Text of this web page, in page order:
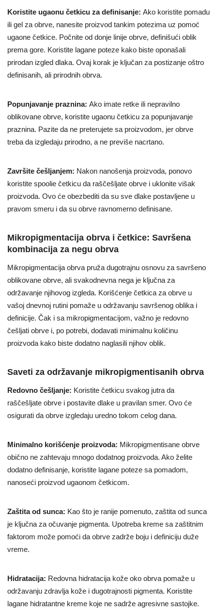
Koristite ugaonu četkicu za definisanje: Ako koristite pomadu
ili gel za obrve, nanesite proizvod tankim potezima uz pomoć
ugaone četkice. Počnite od donje linije obrve, definišući oblik
prema gore. Koristite lagane poteze kako biste oponašali
prirodan izgled dlaka. Ovaj korak je ključan za postizanje oštro
definisanih, ali prirodnih obrva.
Popunjavanje praznina: Ako imate retke ili nepravilno
oblikovane obrve, koristite ugaonu četkicu za popunjavanje
praznina. Pazite da ne preterujete sa proizvodom, jer obrve
treba da izgledaju prirodno, a ne previše nacrtano.
Završite češljanjem: Nakon nanošenja proizvoda, ponovo
koristite spoolie četkicu da raščešljate obrve i uklonite višak
proizvoda. Ovo će obezbediti da su sve dlake postavljene u
pravom smeru i da su obrve ravnomerno definisane.
Mikropigmentacija obrva i četkice: Savršena
kombinacija za negu obrva
Mikropigmentacija obrva pruža dugotrajnu osnovu za savršeno
oblikovane obrve, ali svakodnevna nega je ključna za
održavanje njihovog izgleda. Korišćenje četkica za obrve u
vašoj dnevnoj rutini pomaže u održavanju savršenog oblika i
definicije. Čak i sa mikropigmentacijom, važno je redovno
češljati obrve i, po potrebi, dodavati minimalnu količinu
proizvoda kako biste dodatno naglasili njihov oblik.
Saveti za održavanje mikropigmentisanih obrva
Redovno češljanje: Koristite četkicu svakog jutra da
raščešljate obrve i postavite dlake u pravilan smer. Ovo će
osigurati da obrve izgledaju uredno tokom celog dana.
Minimalno korišćenje proizvoda: Mikropigmentisane obrve
obično ne zahtevaju mnogo dodatnog proizvoda. Ako želite
dodatno definisanje, koristite lagane poteze sa pomadom,
nanoseći proizvod ugaonom četkicom.
Zaštita od sunca: Kao što je ranije pomenuto, zaštita od sunca
je ključna za očuvanje pigmenta. Upotreba kreme sa zaštitnim
faktorom može pomoći da obrve zadrže boju i definiciju duže
vreme.
Hidratacija: Redovna hidratacija kože oko obrva pomaže u
održavanju zdravlja kože i dugotrajnosti pigmenta. Koristite
lagane hidratantne kreme koje ne sadrže agresivne sastojke.